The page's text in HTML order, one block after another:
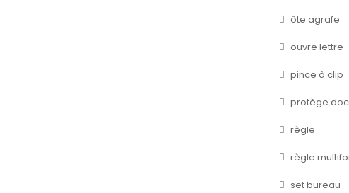
ôte agrafe
ouvre lettre
pince à clip
protège
règle
règle
set bureau